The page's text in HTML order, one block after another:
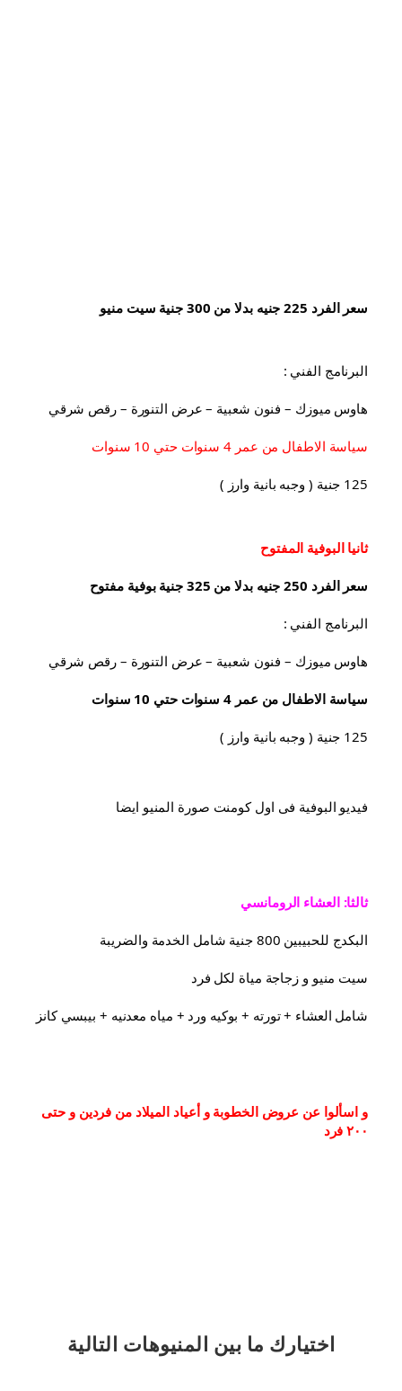
سعر الفرد 225 جنيه بدلا من 300 جنية سيت منيو
البرنامج الفني :
هاوس ميوزك – فنون شعبية – عرض التنورة – رقص شرقي
سياسة الاطفال من عمر 4 سنوات حتي 10 سنوات
125 جنية ( وجبه بانية وارز )
ثانيا البوفية المفتوح
سعر الفرد 250 جنيه بدلا من 325 جنية بوفية مفتوح
البرنامج الفني :
هاوس ميوزك – فنون شعبية – عرض التنورة – رقص شرقي
سياسة الاطفال من عمر 4 سنوات حتي 10 سنوات
125 جنية ( وجبه بانية وارز )
فيديو البوفية فى اول كومنت صورة المنيو ايضا
ثالثا: العشاء الرومانسي
البكدج للحبيبين 800 جنية شامل الخدمة والضريبة
سيت منيو و زجاجة مياة لكل فرد
شامل العشاء⁦⁩ + تورته + بوكيه ورد + مياه معدنيه + بيبسي كانز
٢٠٠ فرد
اختيارك ما بين المنيوهات التالية